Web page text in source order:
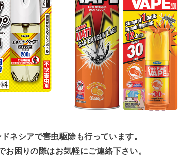
ネシアで害虫駆除も行っています。
困りの際はお気軽にご連絡下さい。